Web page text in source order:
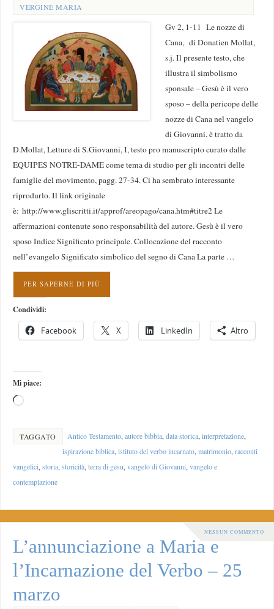
VERGINE MARIA
Gv 2, 1-11 Le nozze di
Cana, di Donatien Mollat,
s.j. Il presente testo, che
illustra il simbolismo
sponsale – Gesù è il vero
sposo – della pericope delle
nozze di Cana nel vangelo
di Giovanni, è tratto da
D.Mollat, Letture di S.Giovanni, I, testo pro manuscripto curato dalle
EQUIPES NOTRE-DAME come tema di studio per gli incontri delle
famiglie del movimento, pagg. 27-34. Ci ha sembrato interessante
riprodurlo. Il link originale
è: http://www.gliscritti.it/approf/areopago/cana.htm#titre2 Le
affermazioni contenute sono responsabilità del autore. Gesù è il vero
sposo Indice Significato principale. Collocazione del racconto
nell’evangelo Significato simbolico del segno di Cana La parte …
PER SAPERNE DI PIÙ
Condividi:
Facebook X LinkedIn Altro
Mi piace:
TAGGATO Antico Testamento, autore bibbia, data storica, interpretazione,
ispirazione biblica, istituto del verbo incarnato, matrimonio, racconti
vangelici,storia,storicità,terra di gesu,vangelo di Giovanni,vangelo e
contemplazione
NESSUN COMMENTO
L’annunciazione a Maria e
l’Incarnazione del Verbo – 25
marzo